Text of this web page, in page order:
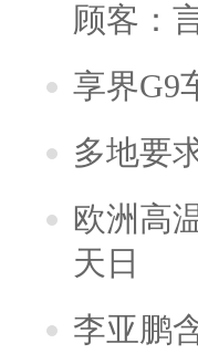
顾客：
享界G9
多地要
欧洲高
天日
李亚鹏